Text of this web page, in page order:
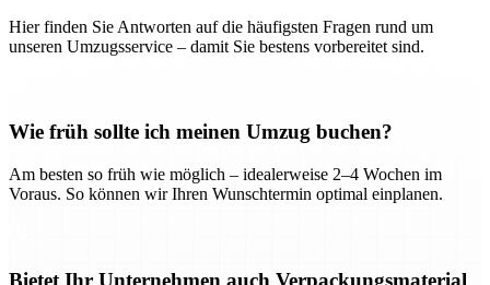
Hier finden Sie Antworten auf die häufigsten Fragen rund um
unseren Umzugsservice – damit Sie bestens vorbereitet sind.
Wie früh sollte ich meinen Umzug buchen?
Am besten so früh wie möglich – idealerweise 2–4 Wochen im
Voraus. So können wir Ihren Wunschtermin optimal einplanen.
Bietet Ihr Unternehmen auch Verpackungsmaterial